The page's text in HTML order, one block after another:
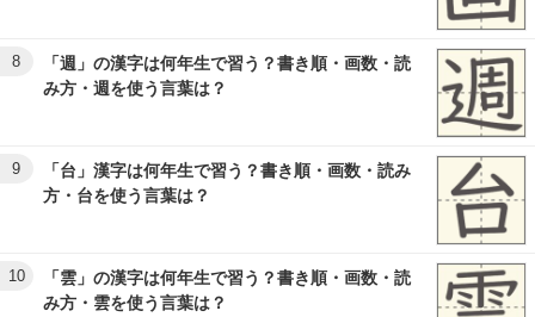
8
「週」の漢字は何年生で習う？書き順・画数・読
み方・週を使う言葉は？
9
「台」漢字は何年生で習う？書き順・画数・読み
方・台を使う言葉は？
10
「雲」の漢字は何年生で習う？書き順・画数・読
み方・雲を使う言葉は？